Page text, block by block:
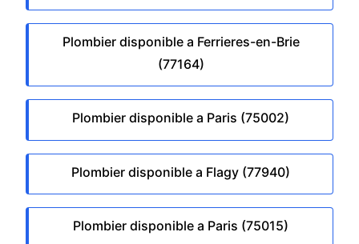
Plombier disponible a Ferrieres-en-Brie
(77164)
Plombier disponible a Paris (75002)
Plombier disponible a Flagy (77940)
Plombier disponible a Paris (75015)